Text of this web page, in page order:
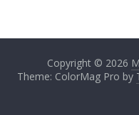
Copyright © 2026
Theme: ColorMag Pro by